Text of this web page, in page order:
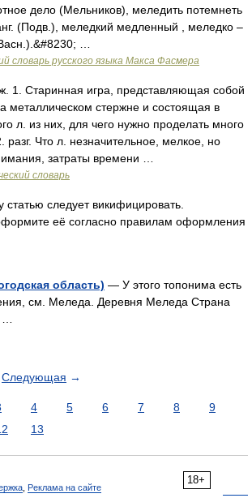
дело (Мельников), меледить потемнеть
(Подв.), меледкий медленный , меледко –
…
словарь русского языка Макса Фасмера
1. Старинная игра, представляющая собой
металлическом стержне и состоящая в
л. из них, для чего нужно проделать много
разг. Что л. незначительное, мелкое, но
затраты времени …
словарь
следует викифицировать.
её согласно правилам оформления
область) — У этого топонима есть
см. Меледа. Деревня Меледа Страна
Следующая →
4 5 6 7 8
9
13
18+
Реклама на сайте